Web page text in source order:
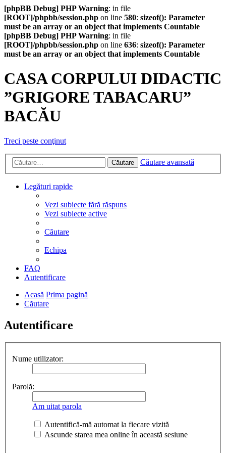
[phpBB Debug] PHP Warning: in file
[ROOT]/phpbb/session.php on line 580: sizeof(): Parameter
must be an array or an object that implements Countable
[phpBB Debug] PHP Warning: in file
[ROOT]/phpbb/session.php on line 636: sizeof(): Parameter
must be an array or an object that implements Countable
CASA CORPULUI DIDACTIC
”GRIGORE TABACARU”
BACĂU
Treci peste conţinut
Căutare Căutare avansată
Legături rapide
Vezi subiecte fără răspuns
Vezi subiecte active
Căutare
Echipa
FAQ
Autentificare
Acasă Prima pagină
Căutare
Autentificare
Nume utilizator:
Parolă:
Am uitat parola
Autentifică-mă automat la fiecare vizită
Ascunde starea mea online în această sesiune